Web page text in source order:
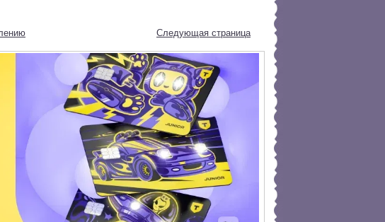
Следующая страница